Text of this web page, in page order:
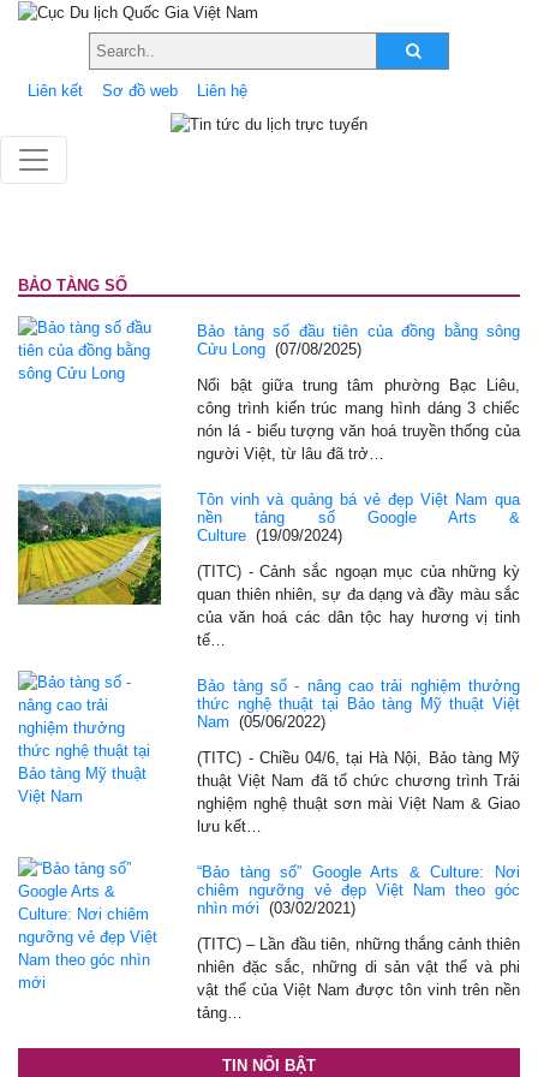
Liên kết Sơ đồ web Liên hệ
BẢO TÀNG SỐ
Bảo tàng số đầu tiên của đồng bằng sông
Cửu Long (07/08/2025)
Nổi bật giữa trung tâm phường Bạc Liêu,
công trình kiến trúc mang hình dáng 3 chiếc
nón lá - biểu tượng văn hoá truyền thống của
người Việt, từ lâu đã trở…
Tôn vinh và quảng bá vẻ đẹp Việt Nam qua
nền tảng số Google Arts &
Culture (19/09/2024)
(TITC) - Cảnh sắc ngoạn mục của những kỳ
quan thiên nhiên, sự đa dạng và đầy màu sắc
của văn hoá các dân tộc hay hương vị tinh
tế…
Bảo tàng số - nâng cao trải nghiệm thưởng
thức nghệ thuật tại Bảo tàng Mỹ thuật Việt
Nam
(05/06/2022)
(TITC) - Chiều 04/6, tại Hà Nội, Bảo tàng Mỹ
thuật Việt Nam đã tổ chức chương trình Trải
nghiệm nghệ thuật sơn mài Việt Nam & Giao
lưu kết…
“Bảo tàng số” Google Arts & Culture: Nơi
chiêm ngưỡng vẻ đẹp Việt Nam theo góc
nhìn mới
(03/02/2021)
(TITC) – Lần đầu tiên, những thắng cảnh thiên
nhiên đặc sắc, những di sản vật thể và phi
vật thể của Việt Nam được tôn vinh trên nền
tảng…
TIN NỔI BẬT